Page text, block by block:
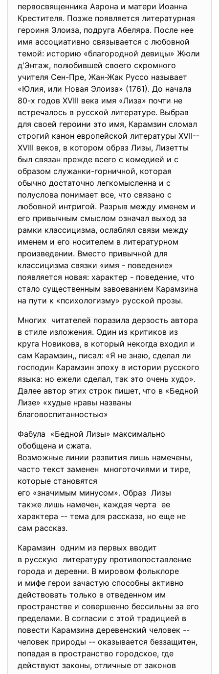
первосвященника Аарона и матери Иоанна
Крестителя. Позже появляется литературная
героиня Элоиза, подруга Абеляра. После нее
имя ассоциативно связывается с любовной
темой: историю «благородной девицы» Жюли
д'Энтаж, полюбившей своего скромного
учителя Сен-Пре, Жан-Жак Руссо называет
«Юлия, или Новая Элоиза» (1761). До начала
80-х годов XVIII века имя «Лиза» почти не
встречалось в русской литературе. Выбрав
для своей героини это имя, Карамзин сломал
строгий канон европейской литературы XVII--
XVIII веков, в котором образ Лизы, Лизетты
был связан прежде всего с комедией и с
образом служанки-горничной, которая
обычно достаточно легкомысленна и с
полуслова понимает все, что связано с
любовной интригой. Разрыв между именем и
его привычным смыслом означал выход за
рамки классицизма, ослаблял связи между
именем и его носителем в литературном
произведении. Вместо привычной для
классицизма связки «имя - поведение»
появляется новая: характер - поведение, что
стало существенным завоеванием Карамзина
на пути к «психологизму» русской прозы.
Многих читателей поразила дерзость автора
в стиле изложения. Один из критиков из
круга Новикова, в который некогда входил и
сам Карамзин,, писал: «Я не знаю, сделал ли
господин Карамзин эпоху в истории русского
языка: но ежели сделал, так это очень худо».
Далее автор этих строк пишет, что в «Бедной
Лизе» «худые нравы названы
благовоспитанностью»
Фабула «Бедной Лизы» максимально
обобщена и сжата.
Возможные линии развития лишь намечены,
часто текст заменен многоточиями и тире,
которые становятся
его «значимым минусом». Образ Лизы
также лишь намечен, каждая черта ее
характера -- тема для рассказа, но еще не
сам рассказ.
Карамзин одним из первых вводит
в русскую литературу противопоставление
города и деревни. В мировом фольклоре
и мифе герои зачастую способны активно
действовать только в отведенном им
пространстве и совершенно бессильны за его
пределами. В согласии с этой традицией в
повести Карамзина деревенский человек --
человек природы -- оказывается беззащитен,
попадая в пространство городское, где
действуют законы, отличные от законов